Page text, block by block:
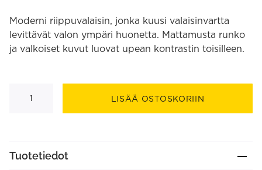
was:
292,90 €.
is:
175,74 €.
Moderni riippuvalaisin, jonka kuusi valaisinvartta
levittävät valon ympäri huonetta. Mattamusta runko
ja valkoiset kuvut luovat upean kontrastin toisilleen.
riippuvalaisin
LISÄÄ OSTOSKORIIN
Tuotetiedot